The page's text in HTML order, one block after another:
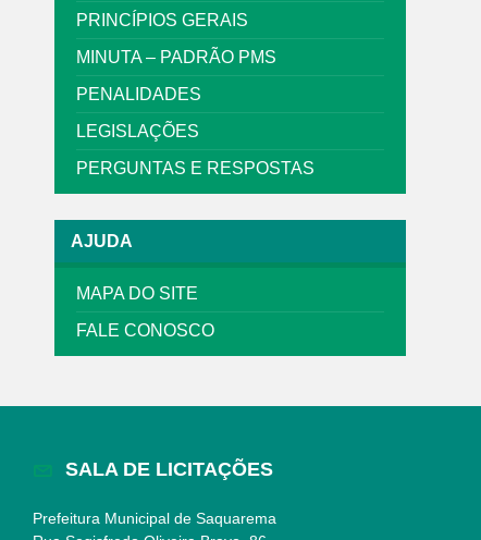
PRINCÍPIOS GERAIS
MINUTA – PADRÃO PMS
PENALIDADES
LEGISLAÇÕES
PERGUNTAS E RESPOSTAS
AJUDA
MAPA DO SITE
FALE CONOSCO
SALA DE LICITAÇÕES
Prefeitura Municipal de Saquarema